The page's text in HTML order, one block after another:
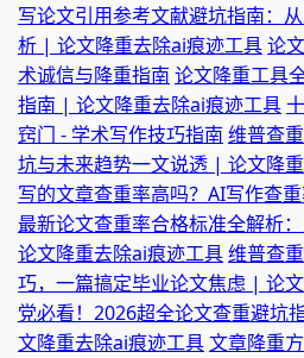
写论文引用参考文献避坑指南：
析 | 论文降重去除ai痕迹工具论
术诚信与降重指南 论文降重工具
指南 | 论文降重去除ai痕迹工具
窍门 - 学术写作技巧指南 维普查
坑与未来趋势一文说透 | 论文降
写的文章查重率高吗？AI写作查
最新论文查重率合格标准全解析
论文降重去除ai痕迹工具维普查
巧，一篇搞定毕业论文焦虑 | 论
党必看！2026超全论文查重避坑
文降重去除ai痕迹工具文章降重